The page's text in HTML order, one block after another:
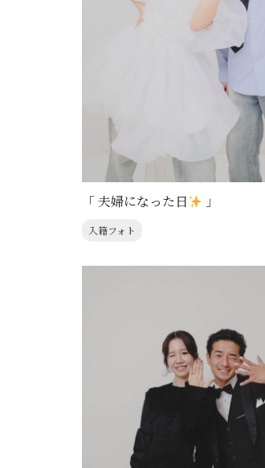
「 夫婦になった日 」
入籍フォト